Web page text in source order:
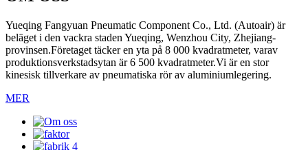
Yueqing Fangyuan Pneumatic Component Co., Ltd. (Autoair) är
beläget i den vackra staden Yueqing, Wenzhou City, Zhejiang-
provinsen.Företaget täcker en yta på 8 000 kvadratmeter, varav
produktionsverkstadsytan är 6 500 kvadratmeter.Vi är en stor
kinesisk tillverkare av pneumatiska rör av aluminiumlegering.
MER